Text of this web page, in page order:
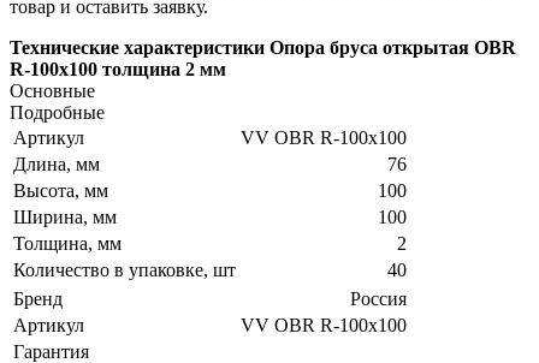
товар и оставить заявку.
Технические характеристики Опора бруса открытая OBR
R-100x100 толщина 2 мм
Основные
Подробные
Артикул
VV OBR R-100x100
Длина, мм
76
Высота, мм
100
Ширина, мм
100
Толщина, мм
2
Количество в упаковке, шт
40
Бренд
Россия
Артикул
VV OBR R-100x100
Гарантия